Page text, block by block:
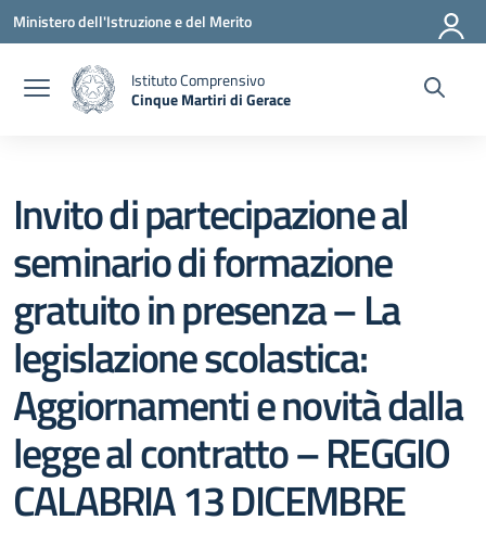
Vai ai contenuti
Vai al menu di navigazione
Vai al footer
Ministero dell'Istruzione e del Merito
Istituto Comprensivo
Cinque Martiri di Gerace
Invito di partecipazione al
seminario di formazione
gratuito in presenza – La
legislazione scolastica:
Aggiornamenti e novità dalla
legge al contratto – REGGIO
CALABRIA 13 DICEMBRE